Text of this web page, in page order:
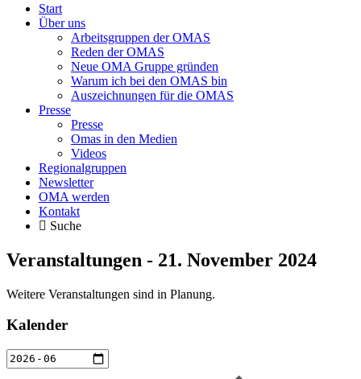
Start
Über uns
Arbeitsgruppen der OMAS
Reden der OMAS
Neue OMA Gruppe gründen
Warum ich bei den OMAS bin
Auszeichnungen für die OMAS
Presse
Presse
Omas in den Medien
Videos
Regionalgruppen
Newsletter
OMA werden
Kontakt
Suche
Veranstaltungen - 21. November 2024
Weitere Veranstaltungen sind in Planung.
Kalender